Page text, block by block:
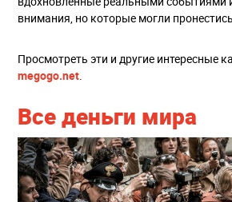
внимания, но которые могли
Просмотреть эти и другие интересные
megogo.net.
Все деньги мира